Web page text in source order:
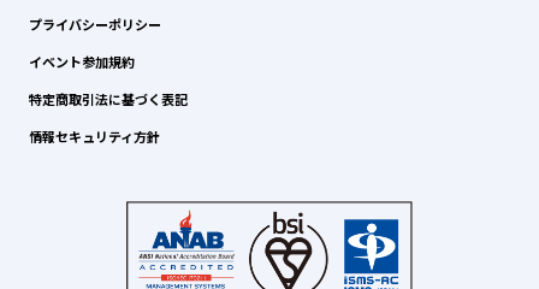
プライバシーポリシー
イベント参加規約
特定商取引法に基づく表記
情報セキュリティ方針